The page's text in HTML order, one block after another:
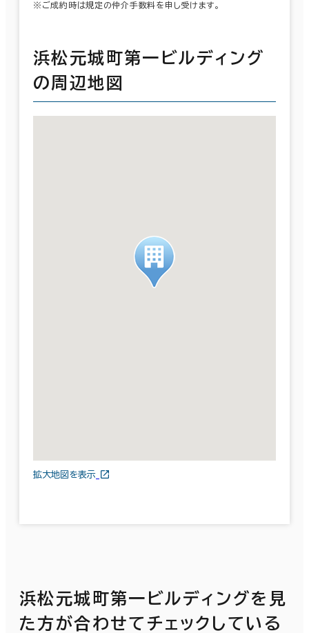
※ご成約時は規定の仲介手数料を申し受けます。
浜松元城町第一ビルディング
の周辺地図
拡大地図を表示
浜松元城町第一ビルディングを見
た方が合わせてチェックしている